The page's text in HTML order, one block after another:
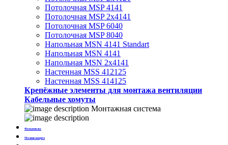
Потолочная MSP 4141
Потолочная MSP 2х4141
Потолочная MSP 6040
Потолочная MSP 8040
Напольная MSN 4141 Standart
Напольная MSN 4141
Напольная MSN 2х4141
Настенная MSS 412125
Настенная MSS 414125
Крепёжные элементы для монтажа вентиляции
Кабельные хомуты
Монтажная система
Фальшполы
Молниезащита